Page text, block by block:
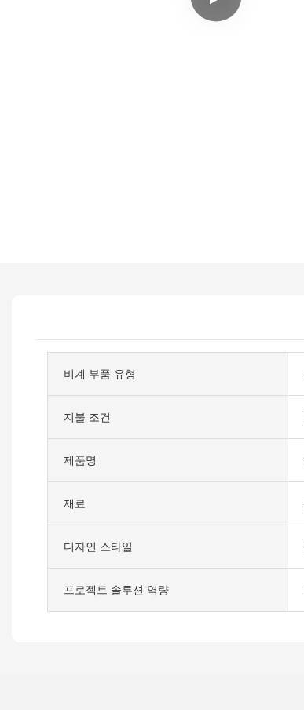
비계 부품 유형
지불 조건
제품명
재료
디자인 스타일
프로젝트 솔루션 역량